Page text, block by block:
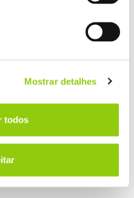
Mostrar detalhes
todos
(EMC)